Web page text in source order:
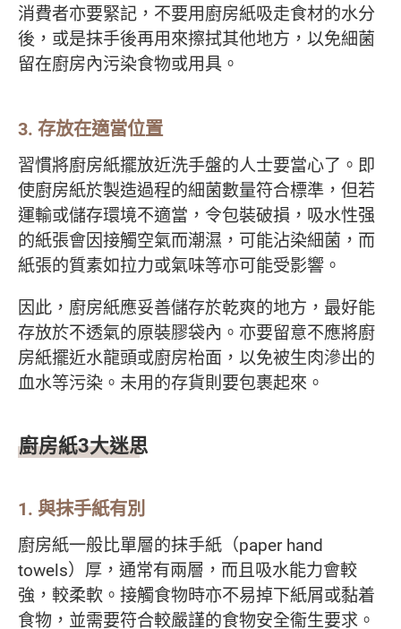
消費者亦要緊記，不要用廚房紙吸走食材的水分
後，或是抹手後再用來擦拭其他地方，以免細菌
留在廚房內污染食物或用具。
3. 存放在適當位置
習慣將廚房紙擺放近洗手盤的人士要當心了。即
使廚房紙於製造過程的細菌數量符合標準，但若
運輸或儲存環境不適當，令包裝破損，吸水性强
的紙張會因接觸空氣而潮濕，可能沾染細菌，而
紙張的質素如拉力或氣味等亦可能受影響。
因此，廚房紙應妥善儲存於乾爽的地方，最好能
存放於不透氣的原裝膠袋內。亦要留意不應將廚
房紙擺近水龍頭或廚房枱面，以免被生肉滲出的
血水等污染。未用的存貨則要包裹起來。
廚房紙3大迷思
1. 與抹手紙有別
廚房紙一般比單層的抹手紙（paper hand
towels）厚，通常有兩層，而且吸水能力會較
強，較柔軟。接觸食物時亦不易掉下紙屑或黏着
食物，並需要符合較嚴謹的食物安全衞生要求。